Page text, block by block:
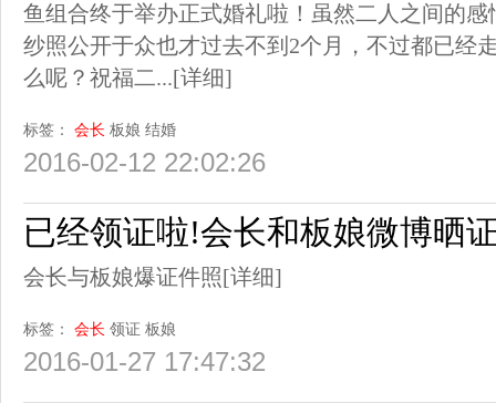
鱼组合终于举办正式婚礼啦！虽然二人之间的
纱照公开于众也才过去不到2个月，不过都已经
么呢？祝福二...[详细]
标签： 会长 板娘 结婚
2016-02-12 22:02:26
已经领证啦!会长和板娘微博晒
会长与板娘爆证件照[详细]
标签： 会长 领证 板娘
2016-01-27 17:47:32